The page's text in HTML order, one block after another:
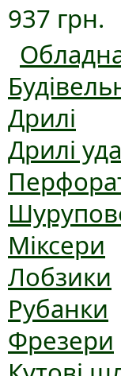
937 грн.
Дрилі
Дрилі
Міксери
Лобзики
Рубанки
Фрезери